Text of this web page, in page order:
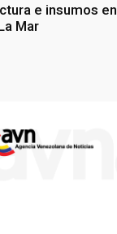
e insumos en
Mar